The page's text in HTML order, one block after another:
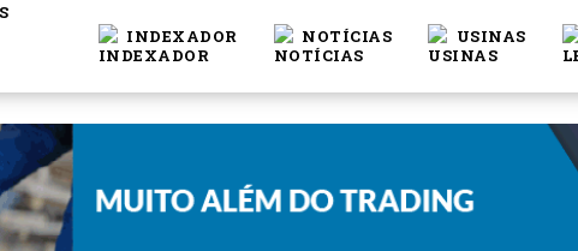
INDEXADOR NOTÍCIAS USINAS